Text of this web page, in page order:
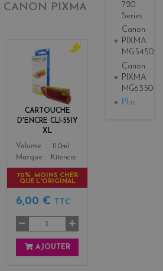
CANON PIXMA
CARTOUCHE
D'ENCRE CLI-551Y
XL
Color
l
o
w
Volume
11.0ml
Marque
Kitencre
70% MOINS CHER
QUE L'ORIGINAL
6,00 € TTC
AJOUTER
720
Series
Canon
PIXMA
MG5450
Canon
PIXMA
MG6350
Plus